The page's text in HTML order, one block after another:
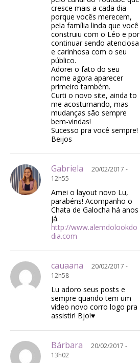
cresce mais a cada dia
porque vocês merecem,
pela família linda que você
construiu com o Léo e por
continuar sendo atenciosa
e carinhosa com o seu
público.
Adorei o fato do seu
nome agora aparecer
primeiro também.
Curti o novo site, ainda to
me acostumando, mas
mudanças são sempre
bem-vindas!
Sucesso pra você sempre!
Beijos
Gabriela
20/02/2017 -
12h55
Amei o layout novo Lu,
parabéns! Acompanho o
Chata de Galocha há anos
já.
http://www.alemdolookdo
dia.com
cauaana
20/02/2017 -
12h58
Lu adoro seus posts e
sempre quando tem um
vídeo novo corro logo pra
assistir! Bjo!♥
Bárbara
20/02/2017 -
13h02